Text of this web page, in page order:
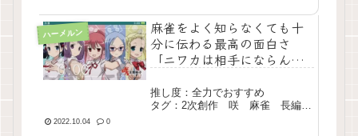
ハーメルン
麻雀をよく知らなくても十
分に伝わる最高の面白さ
「ニワカは相手にならんよ
推し度：全力でおすすめ
タグ：2次創作 咲 麻雀 長編
2022.10.04 0